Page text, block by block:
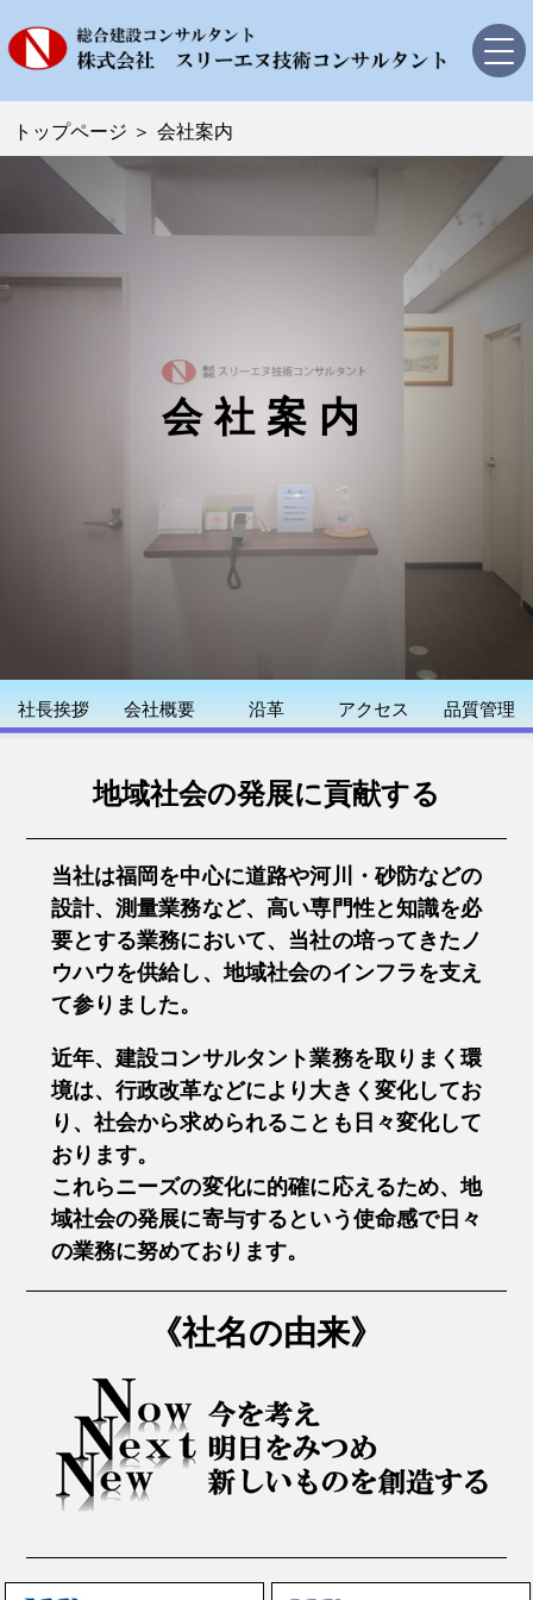
トップページ
会社案内
会社概要
品質管理
道路設計
河川設計
橋梁設計
その他
CSR（企業の社会的責任）
一般事業主行動計画
子育て応援宣言
飲酒運転撲滅宣言
い～な ふくおか・子ども週間
個人情報保護方針
採用情報
新卒採用情報
中途採用情報
インターンシップ
お問い合わせ
トップページ ＞ 会社案内
会社案内
社長挨拶 会社概要 沿革 アクセス 品質管理
地域社会の発展に貢献する
当社は福岡を中心に道路や河川・砂防などの
設計、測量業務など、高い専門性と知識を必
要とする業務において、当社の培ってきたノ
ウハウを供給し、地域社会のインフラを支え
て参りました。
近年、建設コンサルタント業務を取りまく環
境は、行政改革などにより大きく変化してお
り、社会から求められることも日々変化して
おります。
これらニーズの変化に的確に応えるため、地
域社会の発展に寄与するという使命感で日々
の業務に努めております。
《社名の由来》